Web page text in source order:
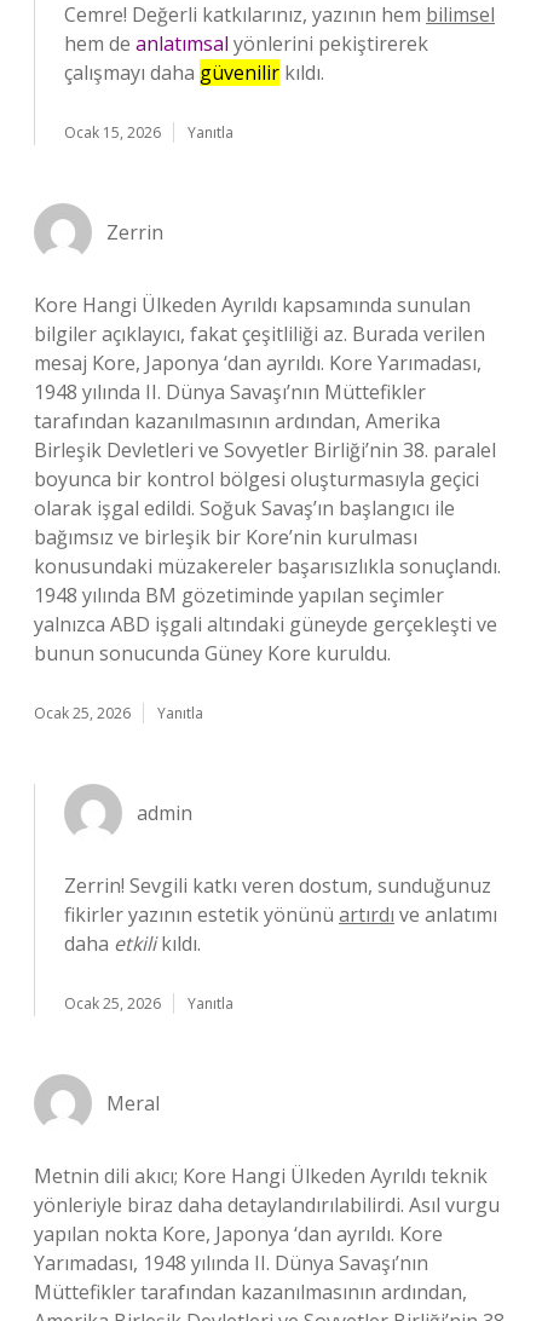
Cemre! Değerli katkılarınız, yazının hem bilimsel
hem de anlatımsal yönlerini pekiştirerek
çalışmayı daha güvenilir kıldı.
Ocak 15, 2026 Yanıtla
Zerrin
Kore Hangi Ülkeden Ayrıldı kapsamında sunulan
bilgiler açıklayıcı, fakat çeşitliliği az. Burada verilen
mesaj Kore, Japonya ‘dan ayrıldı. Kore Yarımadası,
1948 yılında II. Dünya Savaşı’nın Müttefikler
tarafından kazanılmasının ardından, Amerika
Birleşik Devletleri ve Sovyetler Birliği’nin 38. paralel
boyunca bir kontrol bölgesi oluşturmasıyla geçici
olarak işgal edildi. Soğuk Savaş’ın başlangıcı ile
bağımsız ve birleşik bir Kore’nin kurulması
konusundaki müzakereler başarısızlıkla sonuçlandı.
1948 yılında BM gözetiminde yapılan seçimler
yalnızca ABD işgali altındaki güneyde gerçekleşti ve
bunun sonucunda Güney Kore kuruldu.
Ocak 25, 2026 Yanıtla
admin
Zerrin! Sevgili katkı veren dostum, sunduğunuz
fikirler yazının estetik yönünü artırdı ve anlatımı
daha etkilikıldı.
Ocak 25, 2026 Yanıtla
Meral
Metnin dili akıcı; Kore Hangi Ülkeden Ayrıldı teknik
yönleriyle biraz daha detaylandırılabilirdi. Asıl vurgu
yapılan nokta Kore, Japonya ‘dan ayrıldı. Kore
Yarımadası, 1948 yılında II. Dünya Savaşı’nın
Müttefikler tarafından kazanılmasının ardından,